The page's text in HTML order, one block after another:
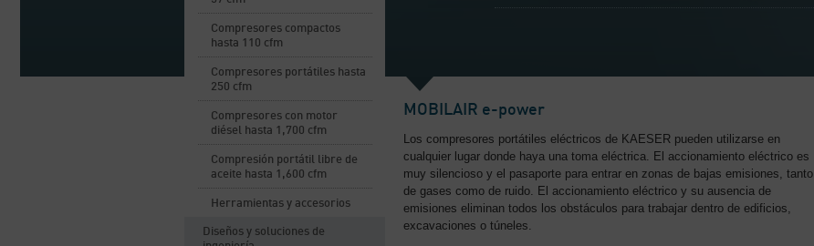
Compresores compactos
hasta 110 cfm
Compresores portátiles hasta
250 cfm
Compresores con motor
diésel hasta 1,700 cfm
Compresión portátil libre de
aceite hasta 1,600 cfm
Herramientas y accesorios
Diseños y soluciones de
MOBILAIR e-power
Los compresores portátiles eléctricos de KAESER pueden utilizarse en
cualquier lugar donde haya una toma eléctrica. El accionamiento eléctrico es
muy silencioso y el pasaporte para entrar en zonas de bajas emisiones, tanto
de gases como de ruido. El accionamiento eléctrico y su ausencia de
emisiones eliminan todos los obstáculos para trabajar dentro de edificios,
excavaciones o túneles.